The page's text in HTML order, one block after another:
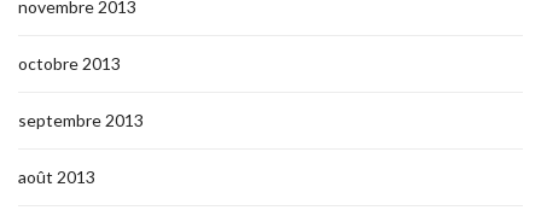
novembre 2013
octobre 2013
septembre 2013
août 2013